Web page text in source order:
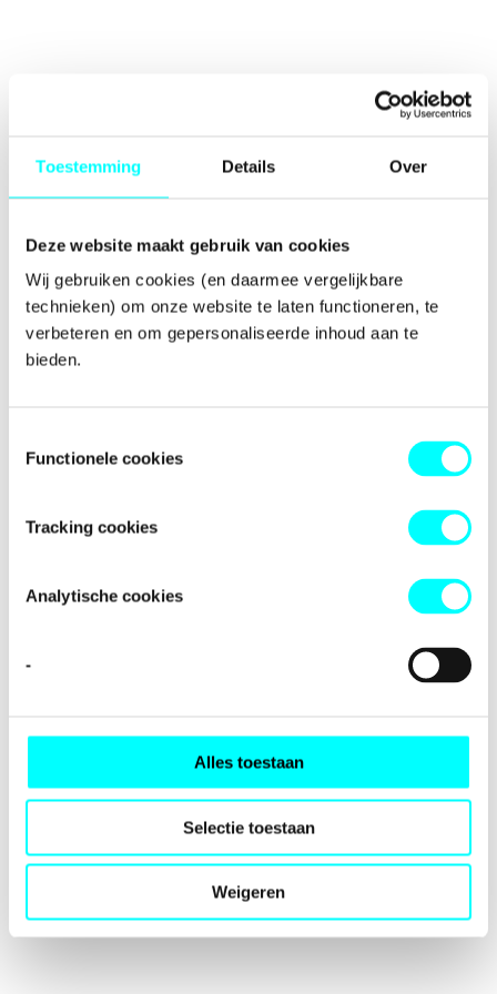
Toestemming Details Over
Deze website maakt gebruik van cookies
Wij gebruiken cookies (en daarmee vergelijkbare
technieken) om onze website te laten functioneren, te
verbeteren en om gepersonaliseerde inhoud aan te
bieden.
Functionele cookies
Tracking cookies
Analytische cookies
-
Alles toestaan
Selectie toestaan
Weigeren
-side exception has occurred while
browser consolefor